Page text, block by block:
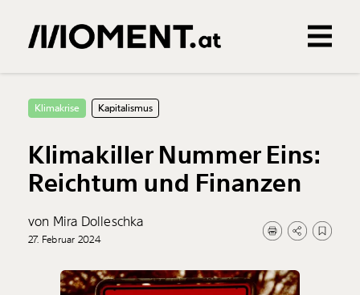
0Treffer
Klimakrise Kapitalismus
Klimakiller Nummer Eins:
Reichtum und Finanzen
von Mira Dolleschka
27. Februar 2024